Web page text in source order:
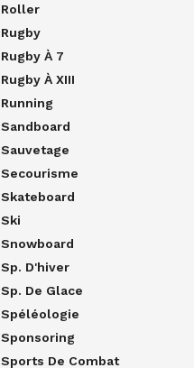
Roller
Rugby
Rugby À 7
Rugby À XIII
Running
Sandboard
Sauvetage
Secourisme
Skateboard
Ski
Snowboard
Sp. D'hiver
Sp. De Glace
Spéléologie
Sponsoring
Sports De Combat